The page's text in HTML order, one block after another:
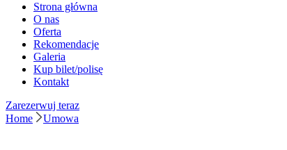
Fortuna Travel – Biuro Podróży
Biuro podróży Fortuna Travel
Strona główna
O nas
Oferta
Rekomendacje
Galeria
Kup bilet/polisę
Kontakt
Zarezerwuj teraz
Home
Umowa